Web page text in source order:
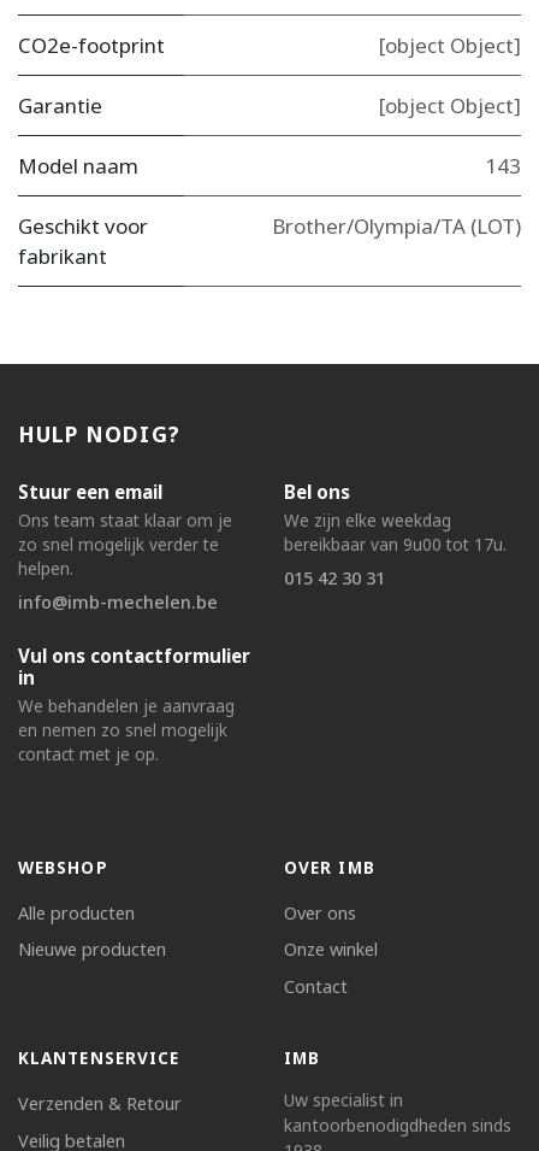
CO2e-footprint [object Object]
Garantie [object Object]
Model naam 143
Geschikt voor
fabrikant
Brother/Olympia/TA (LOT)
HULP NODIG?
Stuur een email
Ons team staat klaar om je
zo snel mogelijk verder te
helpen.
info@imb-mechelen.be
Bel ons
We zijn elke weekdag
bereikbaar van 9u00 tot 17u.
015 42 30 31
Vul ons contactformulier
in
We behandelen je aanvraag
en nemen zo snel mogelijk
contact met je op.
WEBSHOP
Alle producten
Nieuwe producten
OVER IMB
Over ons
Onze winkel
Contact
KLANTENSERVICE
Verzenden & Retour
Veilig betalen
IMB
Uw specialist in
kantoorbenodigdheden sinds